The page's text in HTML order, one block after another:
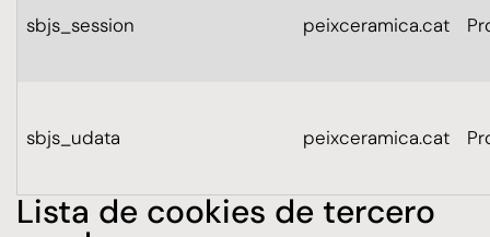
sbjs_session peixceramica.cat
sbjs_udata peixceramica.cat
Lista de cookies de tercero